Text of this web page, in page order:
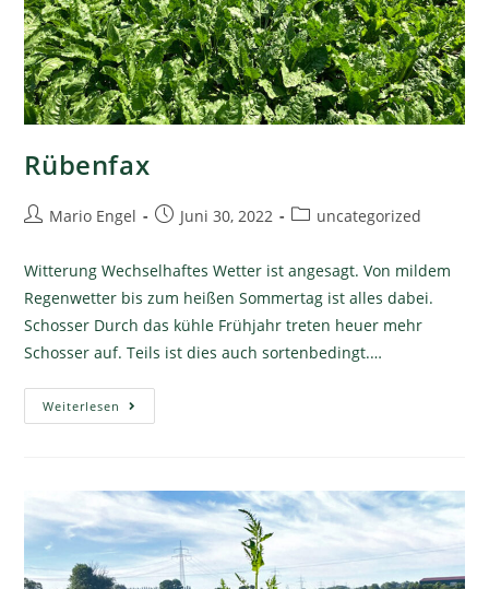
Rübenfax
Mario Engel Juni 30, 2022 uncategorized
Witterung Wechselhaftes Wetter ist angesagt. Von mildem
Regenwetter bis zum heißen Sommertag ist alles dabei.
Schosser Durch das kühle Frühjahr treten heuer mehr
Schosser auf. Teils ist dies auch sortenbedingt.…
Weiterlesen